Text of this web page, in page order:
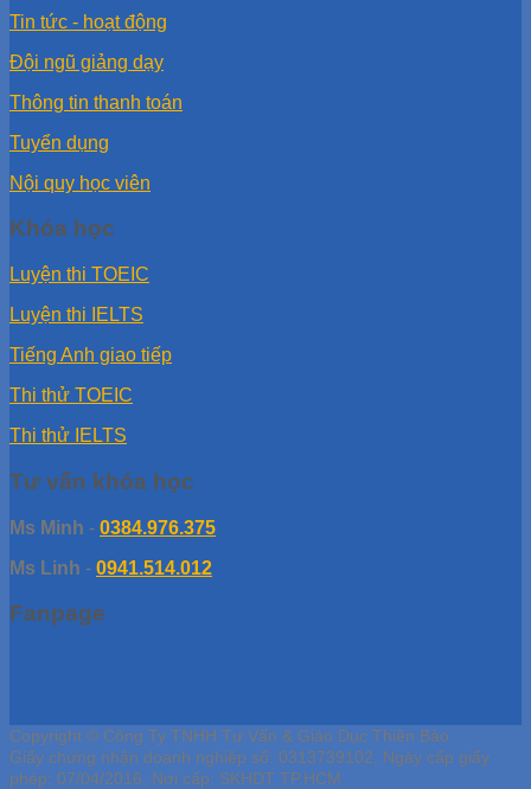
Tin tức - hoạt động
Đội ngũ giảng dạy
Thông tin thanh toán
Tuyển dụng
Nội quy học viên
Khóa học
Luyện thi TOEIC
Luyện thi IELTS
Tiếng Anh giao tiếp
Thi thử TOEIC
Thi thử IELTS
Tư vấn khóa học
Ms Minh - 0384.976.375
Ms Linh - 0941.514.012
Fanpage
Copyright © Công Ty TNHH Tư Vấn & Giáo Dục Thiên Bảo
Giấy chứng nhận doanh nghiệp số: 0313739102, Ngày cấp giấy
phép: 07/04/2016, Nơi cấp: SKHDT TP.HCM